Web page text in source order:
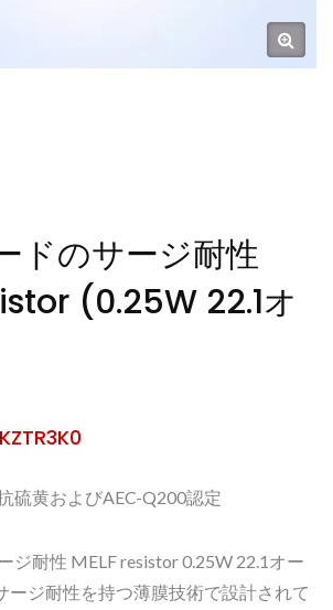
ドのサージ耐性
(0.25W 22.1オ
硫黄およびAEC-Q200認定
ジ耐性 MELF resistor 0.25W 22.1オー
ージ耐性を持つ薄膜技術で設計されて